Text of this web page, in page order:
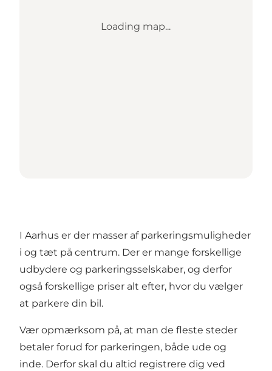
Loading map...
I Aarhus er der masser af parkeringsmuligheder
i og tæt på centrum. Der er mange forskellige
udbydere og parkeringsselskaber, og derfor
også forskellige priser alt efter, hvor du vælger
at parkere din bil.
Vær opmærksom på, at man de fleste steder
betaler forud for parkeringen, både ude og
inde. Derfor skal du altid registrere dig ved